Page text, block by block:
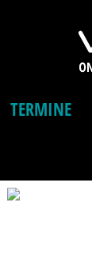
TERMINE